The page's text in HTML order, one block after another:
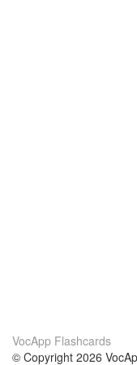
VocApp Flashcards
© Copyright 2026